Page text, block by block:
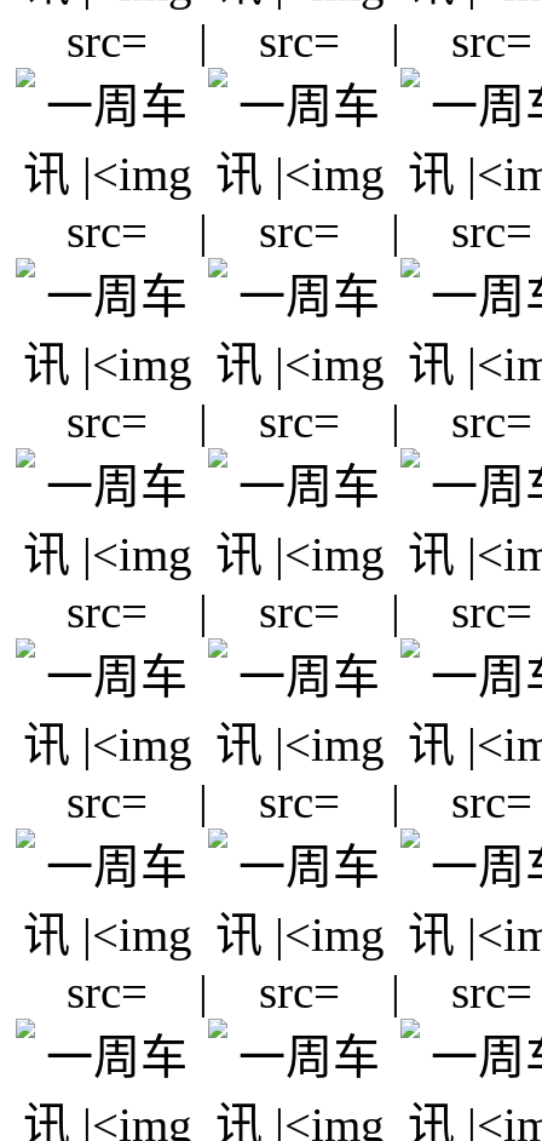
| |
| |
| |
| |
| |
| |